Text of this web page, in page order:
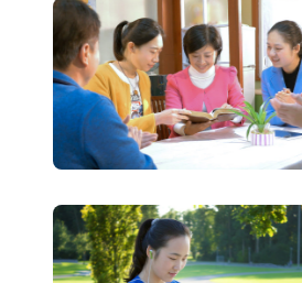
を話すと思う？ それに
ら？ 牧師と長老に関し
ることを許可しないの
ら？ 主は私たちにこう
彼らのものである
』（
て探求することを主が望
言しているのを耳にする